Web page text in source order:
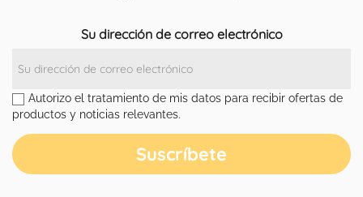
Su dirección de correo electrónico
Autorizo el tratamiento de mis datos para recibir ofertas de
productos y noticias relevantes.